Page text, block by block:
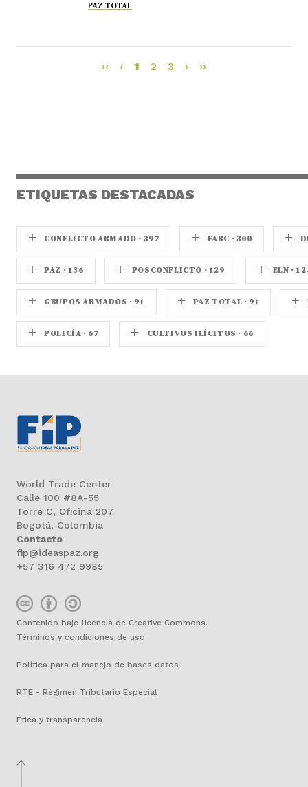
PAZ TOTAL
‹‹ ‹ 1 2 3 › ››
ETIQUETAS DESTACADAS
+ CONFLICTO ARMADO · 397 + FARC · 300 +
+ PAZ · 136 + POSCONFLICTO · 129 + ELN ·
+ GRUPOS ARMADOS · 91 + PAZ TOTAL · 91 +
+ POLICÍA · 67 + CULTIVOS ILÍCITOS · 66
World Trade Center
Calle 100 #8A-55
Torre C, Oficina 207
Bogotá, Colombia
Contacto
fip@ideaspaz.org
+57 316 472 9985
Contenido bajo licencia de Creative Commons.
Términos y condiciones de uso
Política para el manejo de bases datos
RTE - Régimen Tributario Especial
Ética y transparencia